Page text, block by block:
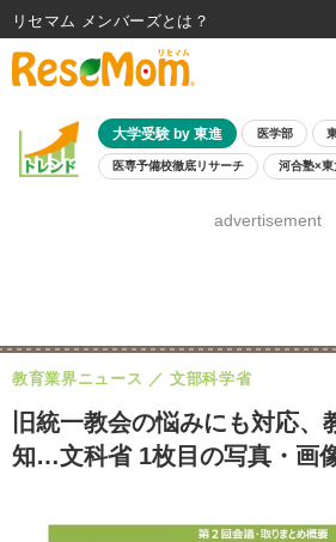
大学受験 by 東進 医学部
医専予備校徹底リサーチ 河合塾×東
8月開催学校説明会・相談会
advertisement
旧統一教会の悩みにも対応、
知…文科省 1枚目の写真・画
教育業界ニュース 文部科学省
リセマム メンバーズ